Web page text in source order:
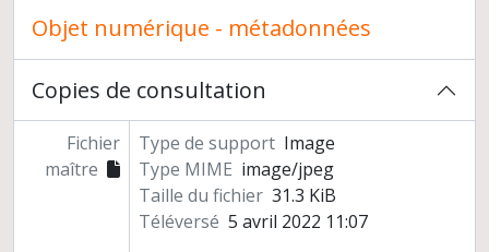
Objet numérique - métadonnées
Copies de consultation
Fichier
maître
Type de support Image
Type MIME image/jpeg
Taille du fichier 31.3 KiB
Téléversé 5 avril 2022 11:07